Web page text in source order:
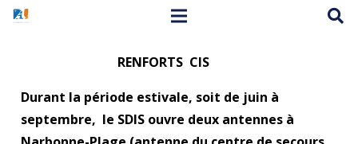
RENFORTS CIS
Durant la période estivale, soit de juin à
septembre, le SDIS ouvre deux antennes à